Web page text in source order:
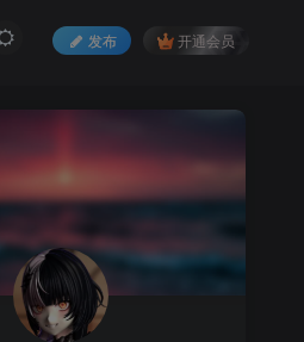
发布 开通会员